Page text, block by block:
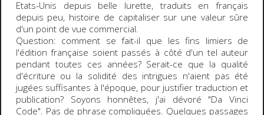
Etats-Unis depuis belle lurette, traduits en français
depuis peu, histoire de capitaliser sur une valeur sûre
d'un point de vue commercial.
Question: comment se fait-il que les fins limiers de
l'édition française soient passés à côté d'un tel auteur
pendant toutes ces années? Serait-ce que la qualité
d'écriture ou la solidité des intrigues n'aient pas été
jugées suffisantes à l'époque, pour justifier traduction et
publication? Soyons honnêtes, j'ai dévoré "Da Vinci
Code". Pas de phrase compliquées. Quelques passages